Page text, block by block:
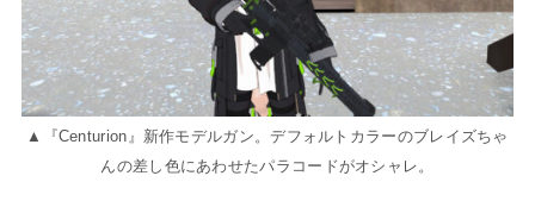
▲『Centurion』新作モデルガン。デフォルトカラーのブレイズちゃ
んの差し色にあわせたパラコードがオシャレ。